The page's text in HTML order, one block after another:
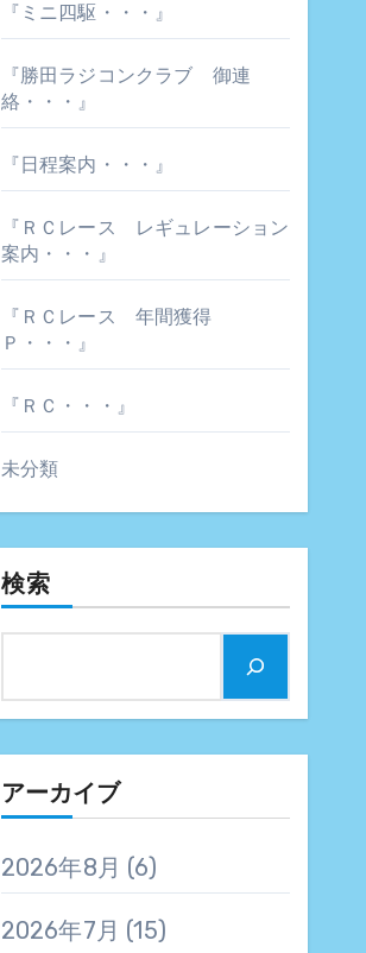
『ミニ四駆・・・』
『勝田ラジコンクラブ 御連
絡・・・』
『日程案内・・・』
『ＲＣレース レギュレーション
案内・・・』
『ＲＣレース 年間獲得
Ｐ・・・』
『ＲＣ・・・』
未分類
検索
アーカイブ
2026年8月 (6)
2026年7月 (15)